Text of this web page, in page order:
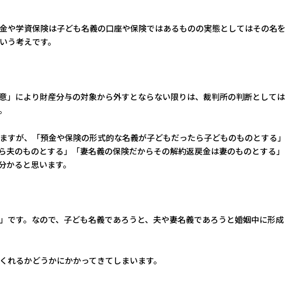
や学資保険は子ども名義の口座や保険ではあるものの実態としてはその名
う考えです。
」により財産分与の対象から外すとならない限りは、裁判所の判断として
すが、「預金や保険の形式的な名義が子どもだったら子どものものとする
のものとする」「妻名義の保険だからその解約返戻金は妻のものとする
ると思います。
す。なので、子ども名義であろうと、夫や妻名義であろうと婚姻中に形
るかどうかにかかってきてしまいます。